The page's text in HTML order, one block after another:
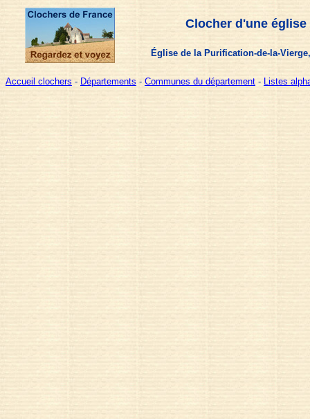
Clocher d'une
Église de la Purification-de-la-
Accueil clochers - Départements - Communes du département - Listes